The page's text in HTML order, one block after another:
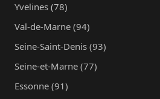
Yvelines (78)
Val-de-Marne (94)
Seine-Saint-Denis (93)
Seine-et-Marne (77)
Essonne (91)